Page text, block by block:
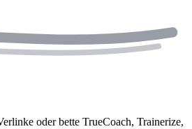
oder bette TrueCoach, Trainerize,